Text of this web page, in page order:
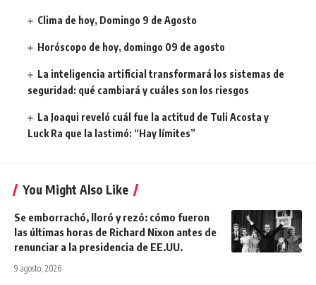
Clima de hoy, Domingo 9 de Agosto
Horóscopo de hoy, domingo 09 de agosto
La inteligencia artificial transformará los sistemas de
seguridad: qué cambiará y cuáles son los riesgos
La Joaqui reveló cuál fue la actitud de Tuli Acosta y
Luck Ra que la lastimó: “Hay límites”
You Might Also Like
Se emborrachó, lloró y rezó: cómo fueron
las últimas horas de Richard Nixon antes de
renunciar a la presidencia de EE.UU.
9 agosto, 2026